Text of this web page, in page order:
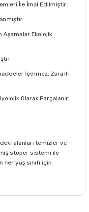
İle İmal Edilmiştir.
Aşamalar Ekolojik
İçermez. Zararlı
Olarak Parçalanır.
alanları temizler ve
stoper sistemi ile
yaş sınıfı için